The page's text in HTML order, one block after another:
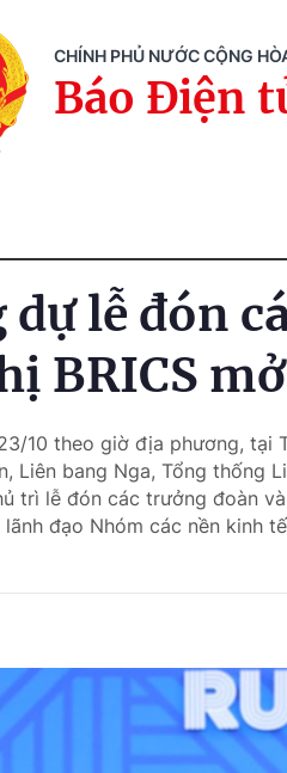
CHÍNH PHỦ NƯỚC CỘNG
Báo Điện
lễ đón
BRICS
10 theo giờ địa phương, tại
Liên bang Nga, Tổng thống
trì lễ đón các trưởng đoàn
đạo Nhóm các nền kinh